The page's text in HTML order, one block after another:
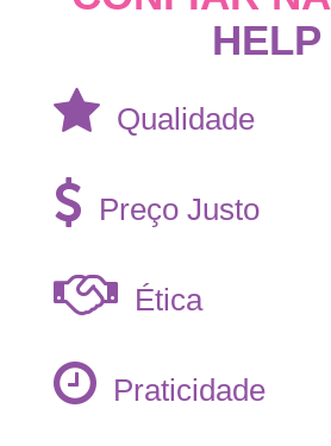
HELP
Qualidade
Preço Justo
Ética
Praticidade